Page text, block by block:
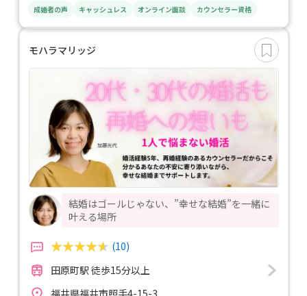
成婚者の声 キャッシュレス オンライン面談 カウンセラー資格
モハラマリッジ
結婚はゴールじゃない、”幸せな結婚”を一緒に
叶える場所
(10)
田原町駅 徒歩15分以上
福井県福井市照手4-15-3